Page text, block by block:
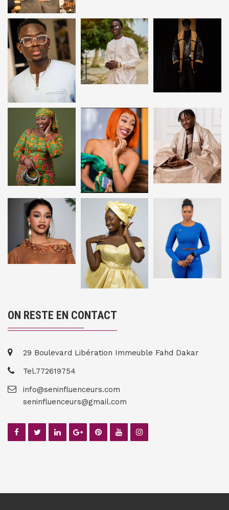
ON RESTE EN CONTACT
29 Boulevard Libération Immeuble Fahd Dakar
Tel.772619754
info@seninfluenceurs.com
seninfluenceurs@gmail.com